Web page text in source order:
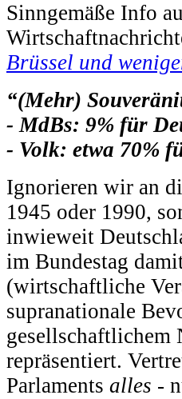
Sinngemäße Info
Brüssel und
“(Mehr)
- MdBs: 9% für
- Volk: etwa 70%
Ignorieren wir an
1945 oder 1990,
inwieweit
im Bundestag
(wirtschaftliche
supranationale
gesellschaftlichem
repräsentiert.
Parlaments alles -